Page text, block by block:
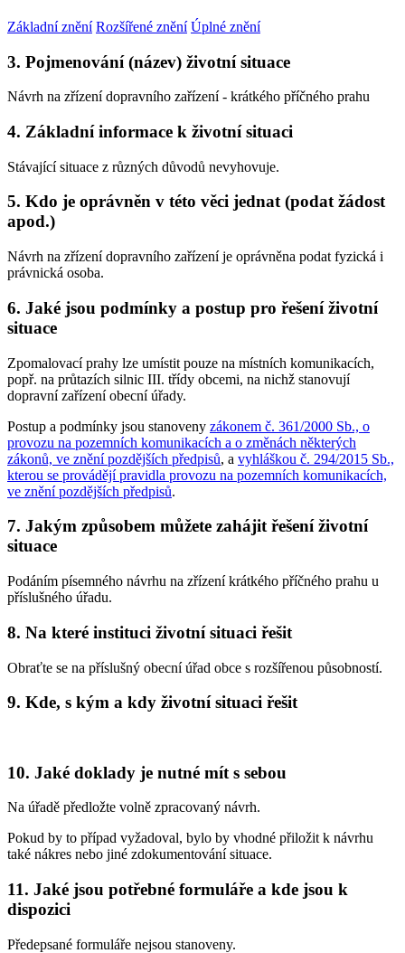
Základní znění Rozšířené znění Úplné znění
3. Pojmenování (název) životní situace
Návrh na zřízení dopravního zařízení - krátkého příčného prahu
4. Základní informace k životní situaci
Stávající situace z různých důvodů nevyhovuje.
5. Kdo je oprávněn v této věci jednat (podat žádost
apod.)
Návrh na zřízení dopravního zařízení je oprávněna podat fyzická i
právnická osoba.
6. Jaké jsou podmínky a postup pro řešení životní
situace
Zpomalovací prahy lze umístit pouze na místních komunikacích,
popř. na průtazích silnic III. třídy obcemi, na nichž stanovují
dopravní zařízení obecní úřady.
Postup a podmínky jsou stanoveny zákonem č. 361/2000 Sb., o
provozu na pozemních komunikacích a o změnách některých
zákonů, ve znění pozdějších předpisů, a vyhláškou č. 294/2015 Sb.,
kterou se provádějí pravidla provozu na pozemních komunikacích,
ve znění pozdějších předpisů.
7. Jakým způsobem můžete zahájit řešení životní
situace
Podáním písemného návrhu na zřízení krátkého příčného prahu u
příslušného úřadu.
8. Na které instituci životní situaci řešit
Obraťte se na příslušný obecní úřad obce s rozšířenou působností.
9. Kde, s kým a kdy životní situaci řešit
10. Jaké doklady je nutné mít s sebou
Na úřadě předložte volně zpracovaný návrh.
Pokud by to případ vyžadoval, bylo by vhodné přiložit k návrhu
také nákres nebo jiné zdokumentování situace.
11. Jaké jsou potřebné formuláře a kde jsou k
dispozici
Předepsané formuláře nejsou stanoveny.